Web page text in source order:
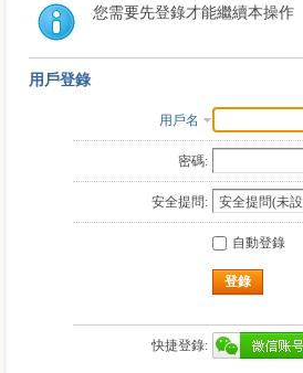
您需要先登錄才能繼續本操作
用戶登錄
用戶名
密碼:
安全提問:
自動登錄
登錄
快捷登錄: